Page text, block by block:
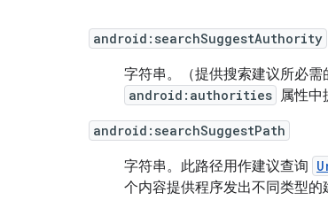
android:searchSuggestAuthority
字符串。 （提供搜索建议所必
android:authorities 属性中
android:searchSuggestPath
字符串。 此路径用作建议查询
个内容提供程序发出不同类型